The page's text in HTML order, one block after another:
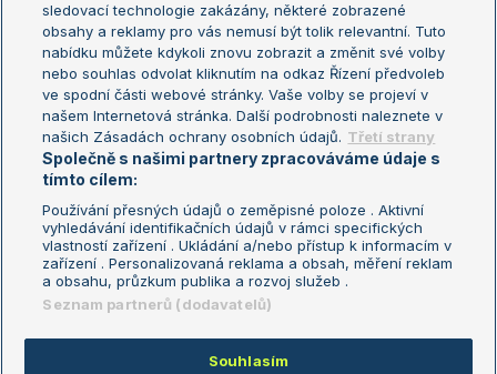
Turnaj mistryň
Aktualní trendy
Fotbalové přestupy
Livesport Daily
LS Prague Open
Podmínky užití
Nastavení soukromí
GDPR a žurnalistika
Reklama
Kontakt
Informace o zpracování osobních
údajů
sledovací technologie zakázány, některé zobrazené
obsahy a reklamy pro vás nemusí být tolik relevantní. Tuto
nabídku můžete kdykoli znovu zobrazit a změnit své volby
nebo souhlas odvolat kliknutím na odkaz Řízení předvoleb
ve spodní části webové stránky. Vaše volby se projeví v
našem Internetová stránka. Další podrobnosti naleznete v
našich Zásadách ochrany osobních údajů. Třetí strany
Společně s našimi partnery zpracováváme údaje s
tímto cílem:
Používání přesných údajů o zeměpisné poloze . Aktivní
vyhledávání identifikačních údajů v rámci specifických
vlastností zařízení . Ukládání a/nebo přístup k informacím v
zařízení . Personalizovaná reklama a obsah, měření reklam
a obsahu, průzkum publika a rozvoj služeb .
Seznam partnerů (dodavatelů)
Souhlasím